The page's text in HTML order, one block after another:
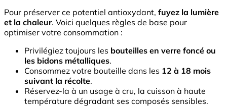
Pour préserver ce potentiel antioxydant, fuyez la lumière
et la chaleur. Voici quelques règles de base pour
optimiser votre consommation :
Privilégiez toujours les bouteilles en verre foncé ou
les bidons métalliques.
Consommez votre bouteille dans les 12 à 18 mois
suivant la récolte.
Réservez-la à un usage à cru, la cuisson à haute
température dégradant ses composés sensibles.